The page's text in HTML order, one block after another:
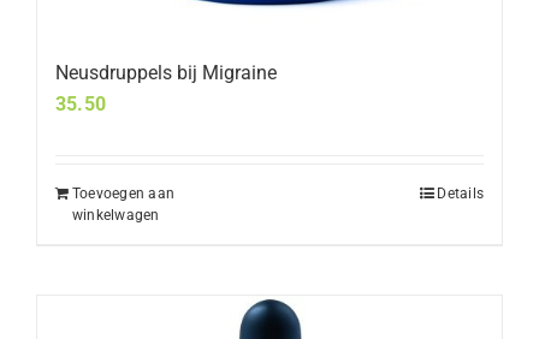
Neusdruppels bij Migraine
35.50
Toevoegen aan
winkelwagen
Details